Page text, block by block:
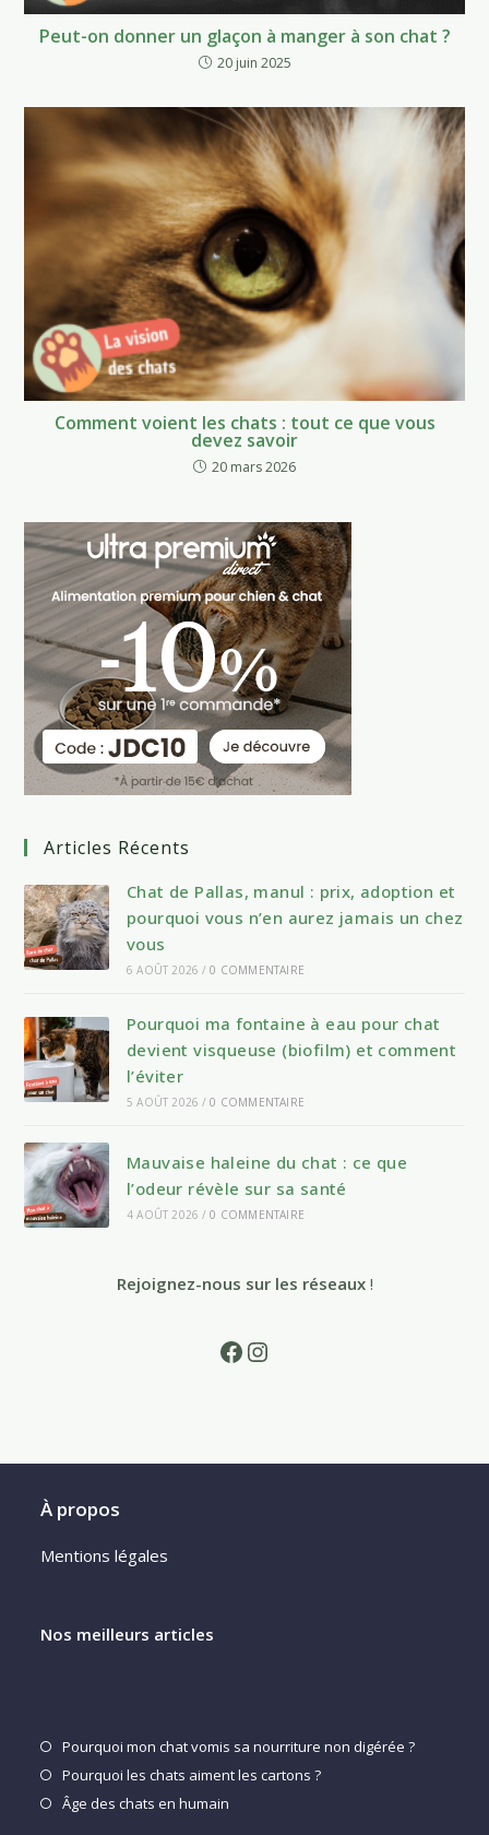
Peut-on donner un glaçon à manger à son chat ?
20 juin 2025
Comment voient les chats : tout ce que vous
devez savoir
20 mars 2026
Articles Récents
Chat de Pallas, manul : prix, adoption et
pourquoi vous n’en aurez jamais un chez
vous
6 AOÛT 2026 / 0 COMMENTAIRE
Pourquoi ma fontaine à eau pour chat
devient visqueuse (biofilm) et comment
l’éviter
5 AOÛT 2026 / 0 COMMENTAIRE
Mauvaise haleine du chat : ce que
l’odeur révèle sur sa santé
4 AOÛT 2026 / 0 COMMENTAIRE
Rejoignez-nous sur les réseaux!
FacebookInstagram
À propos
Mentions légales
Nos meilleurs articles
Pourquoi mon chat vomis sa nourriture non digérée ?S’ouvre
Pourquoi les chats aiment les cartons ?S’ouvre
Âge des chats en humain